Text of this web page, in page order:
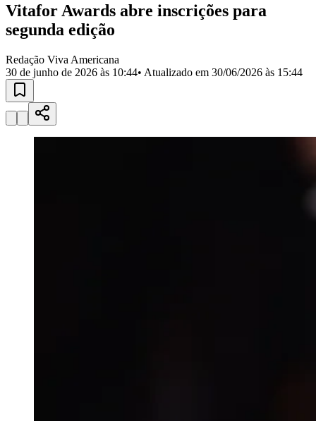
Cultura
Meio Ambiente
Obras
Bairros de Americana
Centro
Namorados
ZanagaMathiensen
PaulistanoQuilombo
Para Sua Empresa
Vitafor Awards abre inscrições para
segunda edição
Redação Viva Americana
30 de junho de 2026 às 10:44• Atualizado em 30/06/2026 às 15:44